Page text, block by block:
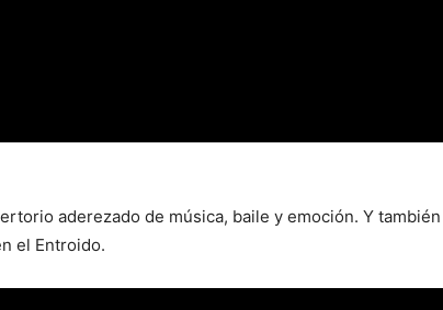
aderezado de música, baile y emoción. Y también
el Entroido.